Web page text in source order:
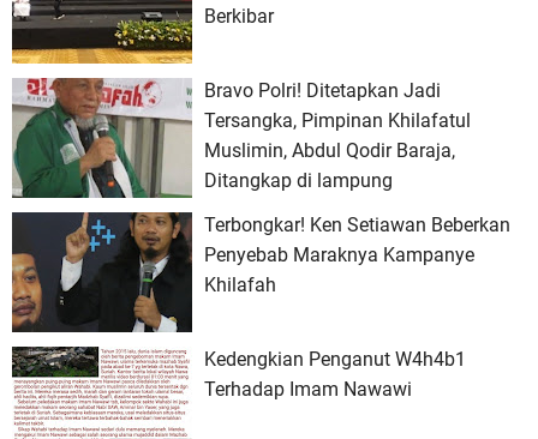
Berkibar
Bravo Polri! Ditetapkan Jadi
Tersangka, Pimpinan Khilafatul
Muslimin, Abdul Qodir Baraja,
Ditangkap di lampung
Terbongkar! Ken Setiawan Beberkan
Penyebab Maraknya Kampanye
Khilafah
Kedengkian Penganut W4h4b1
Terhadap Imam Nawawi